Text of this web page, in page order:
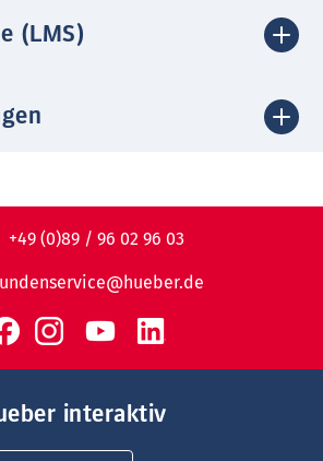
(LMS)
+49 (0)89 / 96 02 96 03
interaktiv